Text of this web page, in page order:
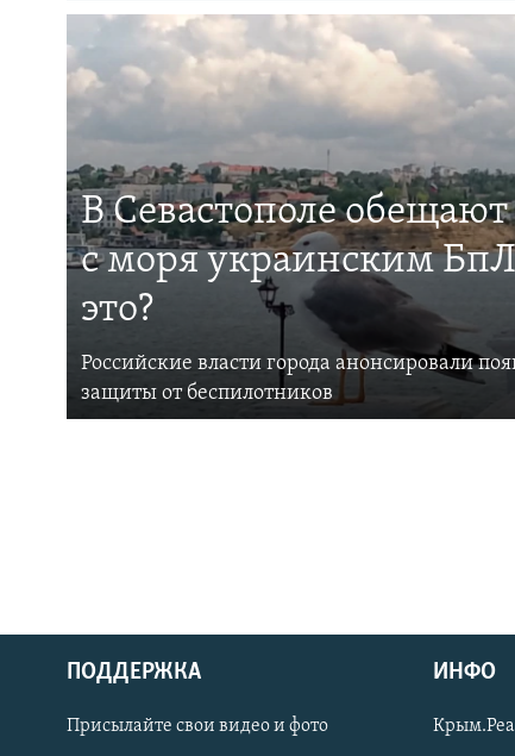
Українською
В Севастополе
с моря украинским
это?
Российские власти города анонсировали
защиты от беспилотников
ПОДДЕРЖКА
Присылайте свои видео и фото
ИНФО